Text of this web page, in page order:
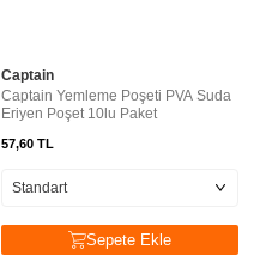
Captain
Captain Yemleme Poşeti PVA Suda
Eriyen Poşet 10lu Paket
57,60 TL
Sepete Ekle